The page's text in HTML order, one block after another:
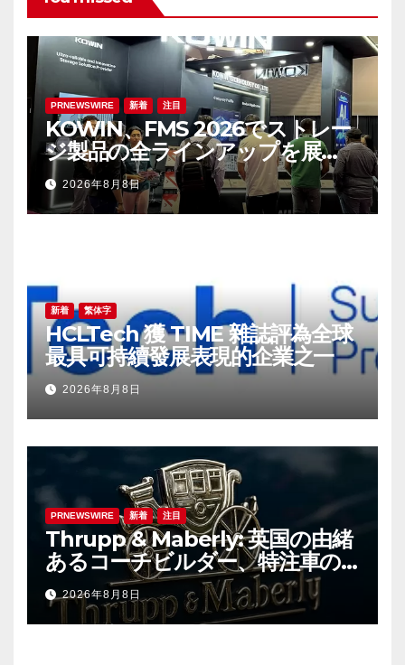
PRNEWSWIRE 新着 注目
KOWIN、FMS 2026でストレー
ジ製品の全ラインアップを展
示：高性能ストレージ製品がAI分
野の革新を牽引
2026年8月8日
新着 繁体字
HCLTech 獲 TIME 雜誌評為全球
最具可持續發展表現的企業之一
2026年8月8日
PRNEWSWIRE 新着 注目
Thrupp & Maberly: 英国の由緒
あるコーチビルダー、特注車の
新時代へ
2026年8月8日